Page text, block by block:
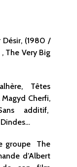
(1980 /
The Very Big
Têtes
Cherfi,
additif,
groupe The
d’Albert